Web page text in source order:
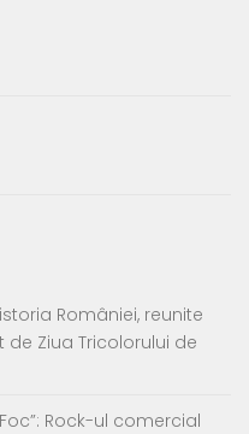
României, reunite
Ziua Tricolorului de
Rock-ul comercial